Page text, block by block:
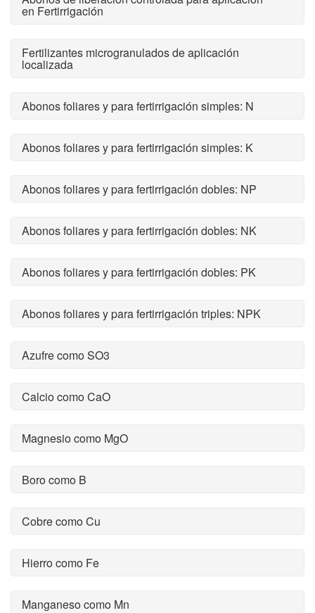
en Fertirrigación
Fertilizantes microgranulados de aplicación
localizada
Abonos foliares y para fertirrigación simples: N
Abonos foliares y para fertirrigación simples: K
Abonos foliares y para fertirrigación dobles: NP
Abonos foliares y para fertirrigación dobles: NK
Abonos foliares y para fertirrigación dobles: PK
Abonos foliares y para fertirrigación triples: NPK
Azufre como SO3
Calcio como CaO
Magnesio como MgO
Boro como B
Cobre como Cu
Hierro como Fe
Manganeso como Mn